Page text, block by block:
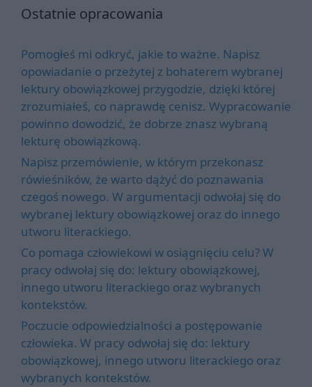
Ostatnie opracowania
Pomogłeś mi odkryć, jakie to ważne. Napisz
opowiadanie o przeżytej z bohaterem wybranej
lektury obowiązkowej przygodzie, dzięki której
zrozumiałeś, co naprawdę cenisz. Wypracowanie
powinno dowodzić, że dobrze znasz wybraną
lekturę obowiązkową.
Napisz przemówienie, w którym przekonasz
rówieśników, że warto dążyć do poznawania
czegoś nowego. W argumentacji odwołaj się do
wybranej lektury obowiązkowej oraz do innego
utworu literackiego.
Co pomaga człowiekowi w osiągnięciu celu? W
pracy odwołaj się do: lektury obowiązkowej,
innego utworu literackiego oraz wybranych
kontekstów.
Poczucie odpowiedzialności a postępowanie
człowieka. W pracy odwołaj się do: lektury
obowiązkowej, innego utworu literackiego oraz
wybranych kontekstów.